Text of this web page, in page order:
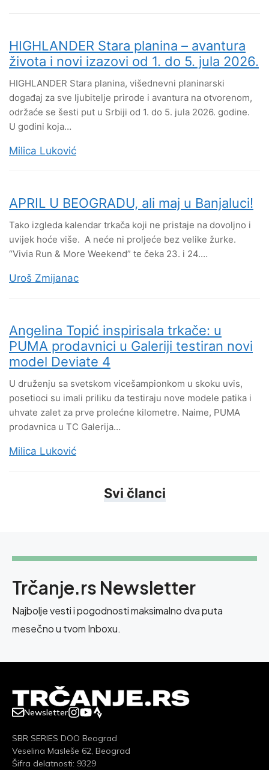
HIGHLANDER Stara planina – avantura
života i novi izazovi od 1. do 5. jula 2026.
HIGHLANDER Stara planina, višednevni planinarski
događaj za sve ljubitelje prirode i avantura na otvorenom,
održaće se šesti put u Srbiji od 1. do 5. jula 2026. godine.
U godini koja…
Milica Luković
APRIL U BEOGRADU, ali maj u Banjaluci!
Tako izgleda kalendar trkača koji ne pristaje na dovoljno i
uvijek hoće više. A neće ni proljeće bez velike žurke.
“Vivia Run & More Weekend” te čeka 23. i 24.…
Uroš Zmijanac
Angelina Topić inspirisala trkače: u
PUMA prodavnici u Galeriji testiran novi
model Deviate 4
U druženju sa svetskom vicešampionkom u skoku uvis,
posetioci su imali priliku da testiraju nove modele patika i
uhvate zalet za prve prolećne kilometre. Naime, PUMA
prodavnica u TC Galerija…
Milica Luković
Svi članci
Trčanje.rs Newsletter
Najbolje vesti i pogodnosti maksimalno dva puta
mesečno u tvom Inboxu.
Newsletter
SBR SERIES DOO Beograd
Veselina Masleše 62, Beograd
Šifra delatnosti: 9329